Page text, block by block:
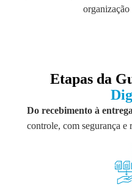
Etapas da
Do recebimento à
controle, com segurança e